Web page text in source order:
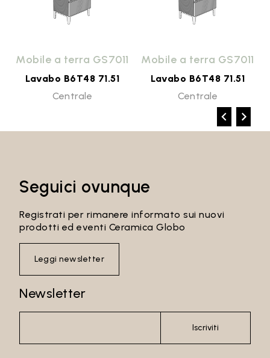
Mobile a terra GS7011
Lavabo B6T48 71.51
Centrale
Mobile a terra GS7011
Lavabo B6T48 71.51
Centrale
Seguici ovunque
Registrati per rimanere informato sui nuovi
prodotti ed eventi Ceramica Globo
Leggi newsletter
Newsletter
Iscriviti